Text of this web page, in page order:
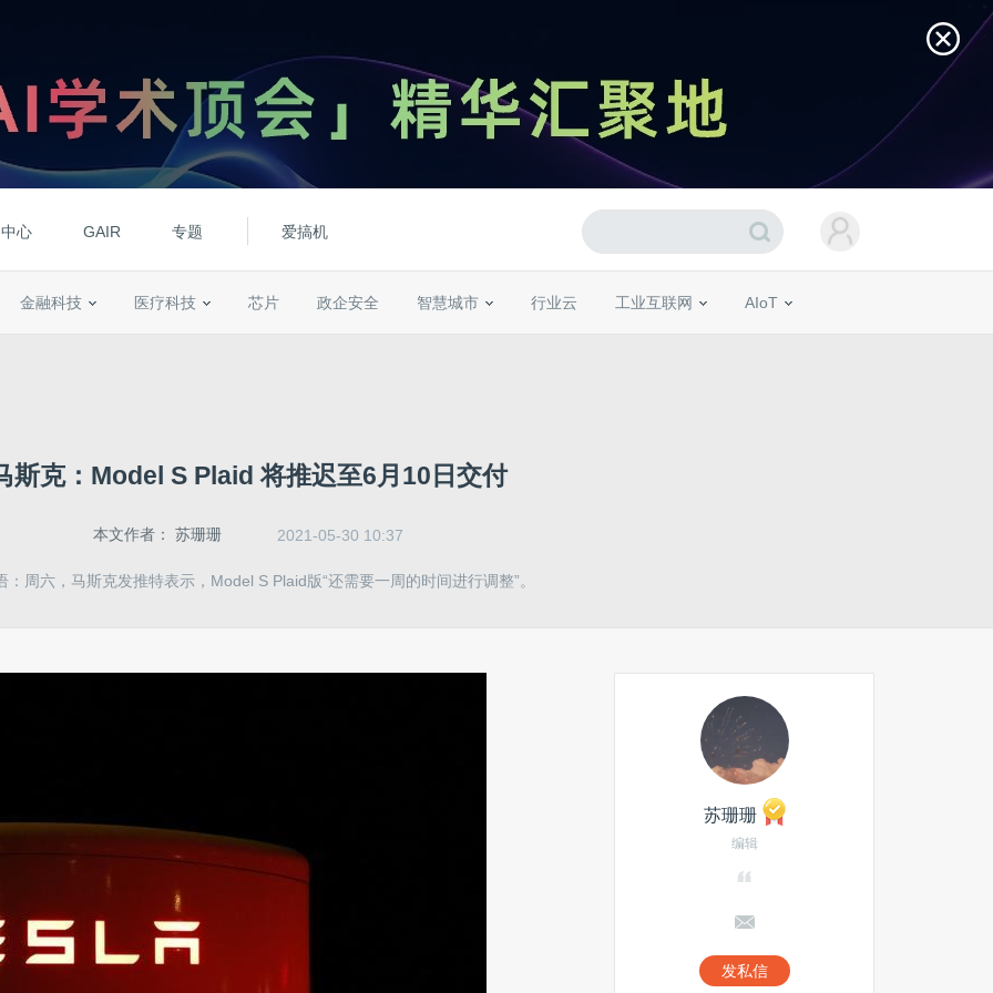
心 GAIR 专题 爱搞机
金融科技 医疗科技 芯片 政企安全 智慧城市 行业云 工业互联网 AIoT
斯克：Model S Plaid 将推迟至6月10日交付
本文作者： 苏珊珊 2021-05-30 10:37
：周六，马斯克发推特表示，Model S Plaid版“还需要一周的时间进行调整”。
苏珊珊
编辑
发私信